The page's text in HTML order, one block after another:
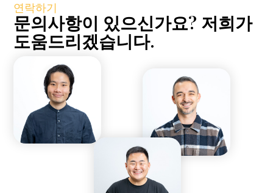
연락하기
문의사항이 있으신가요? 저희가
도움드리겠습니다.